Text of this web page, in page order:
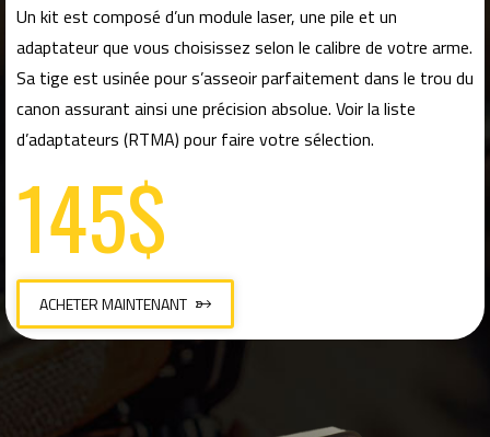
Un kit est composé d’un module laser, une pile et un
adaptateur que vous choisissez selon le calibre de votre arme.
Sa tige est usinée pour s’asseoir parfaitement dans le trou du
canon assurant ainsi une précision absolue. Voir la liste
d’adaptateurs (RTMA) pour faire votre sélection.
145$
ACHETER MAINTENANT